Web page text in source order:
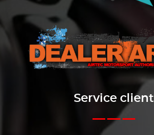
Service client